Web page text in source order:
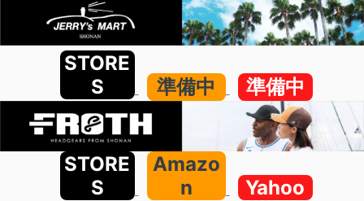
STORE
S
準備中 準備中
STORE
S
Amazo
n
Yahoo